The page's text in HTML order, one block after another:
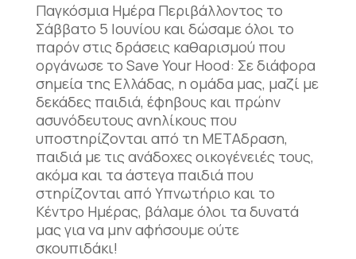
Παγκόσμια Ημέρα Περιβάλλοντος το
Σάββατο 5 Ιουνίου και δώσαμε όλοι το
παρόν στις δράσεις καθαρισμού που
οργάνωσε το Save Your Hood: Σε διάφορα
σημεία της Ελλάδας, η ομάδα μας, μαζί με
δεκάδες παιδιά, έφηβους και πρώην
ασυνόδευτους ανηλίκους που
υποστηρίζονται από τη ΜΕΤΑδραση,
παιδιά με τις ανάδοχες οικογένειές τους,
ακόμα και τα άστεγα παιδιά που
στηρίζονται από Υπνωτήριο και το
Κέντρο Ημέρας, βάλαμε όλοι τα δυνατά
μας για να μην αφήσουμε ούτε
σκουπιδάκι!